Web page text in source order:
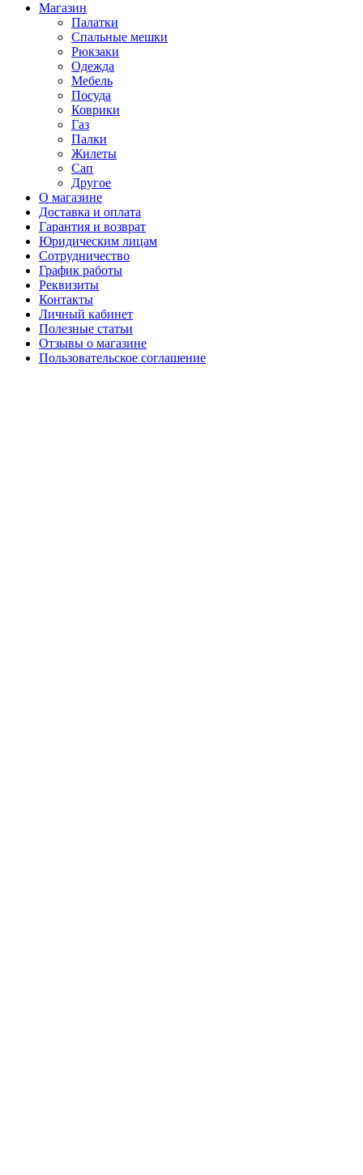
Магазин
Палатки
Спальные мешки
Рюкзаки
Одежда
Мебель
Посуда
Коврики
Газ
Палки
Жилеты
Сап
Другое
О магазине
Доставка и оплата
Гарантия и возврат
Юридическим лицам
Сотрудничество
График работы
Реквизиты
Контакты
Личный кабинет
Полезные статьи
Отзывы о магазине
Пользовательское соглашение